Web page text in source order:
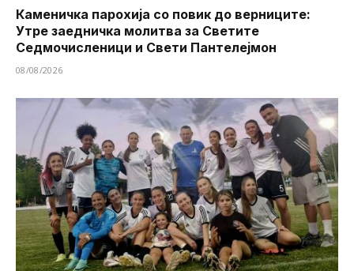
Каменичка парохија со повик до верниците:
Утре заедничка молитва за Светите
Седмочисленици и Свети Пантелејмон
08/08/2026